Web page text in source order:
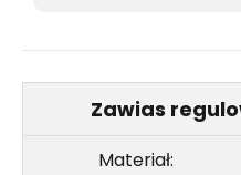
Zawias
Materiał: